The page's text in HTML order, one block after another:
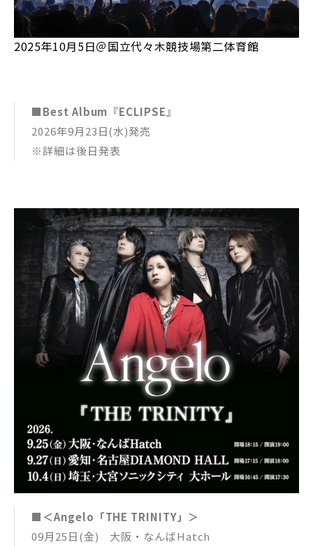
2025年10月5日＠国立代々木競技場第二体育館
■Best Album『ECLIPSE』
2026年9月23日(水)発売
※詳細は後日発表
■＜Angelo「THE TRINITY」＞
09月25日(金) 大阪・なんばHatch